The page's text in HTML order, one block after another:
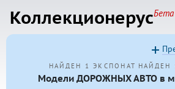
КоллекционерусБета
НАЙДЕН 1 ЭКСПОНАТ НАЙДЕН
Модели ДОРОЖНЫХ АВТО в